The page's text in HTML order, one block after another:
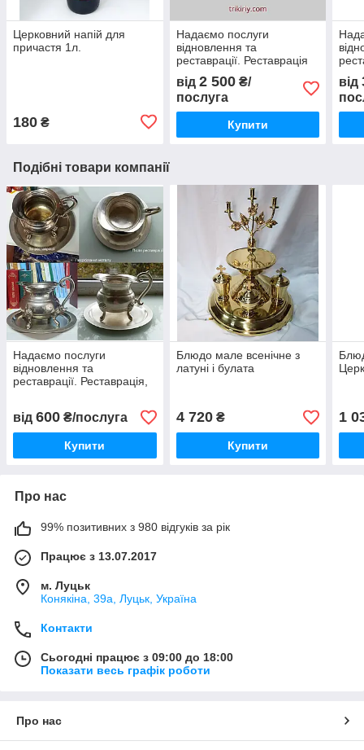
Церковний напій для
причастя 1л.
180 ₴
Надаємо послуги
відновлення та
реставрації. Реставрація
від 2 500₴/
послуга
Купити
від
Подібні товари компанії
Надаємо послуги
відновлення та
реставрації. Реставрація,
від 600 ₴/послуга
Купити
Блюдо мале всенічне з
латуні і булата
4 720₴
Купити
1
Про нас
99% позитивних з 980 відгуків за рік
Працює з 13.07.2017
м. Луцьк
Конякіна, 39а, Луцьк, Україна
Контакти
Сьогодні працює з 09:00 до 18:00
Показати весь графік роботи
Про нас